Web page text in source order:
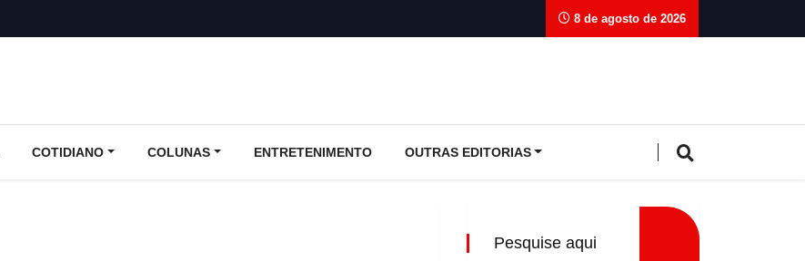
8 de agosto de 2026
COTIDIANO COLUNAS ENTRETENIMENTO OUTRAS EDITORIAS
Pesquise aqui